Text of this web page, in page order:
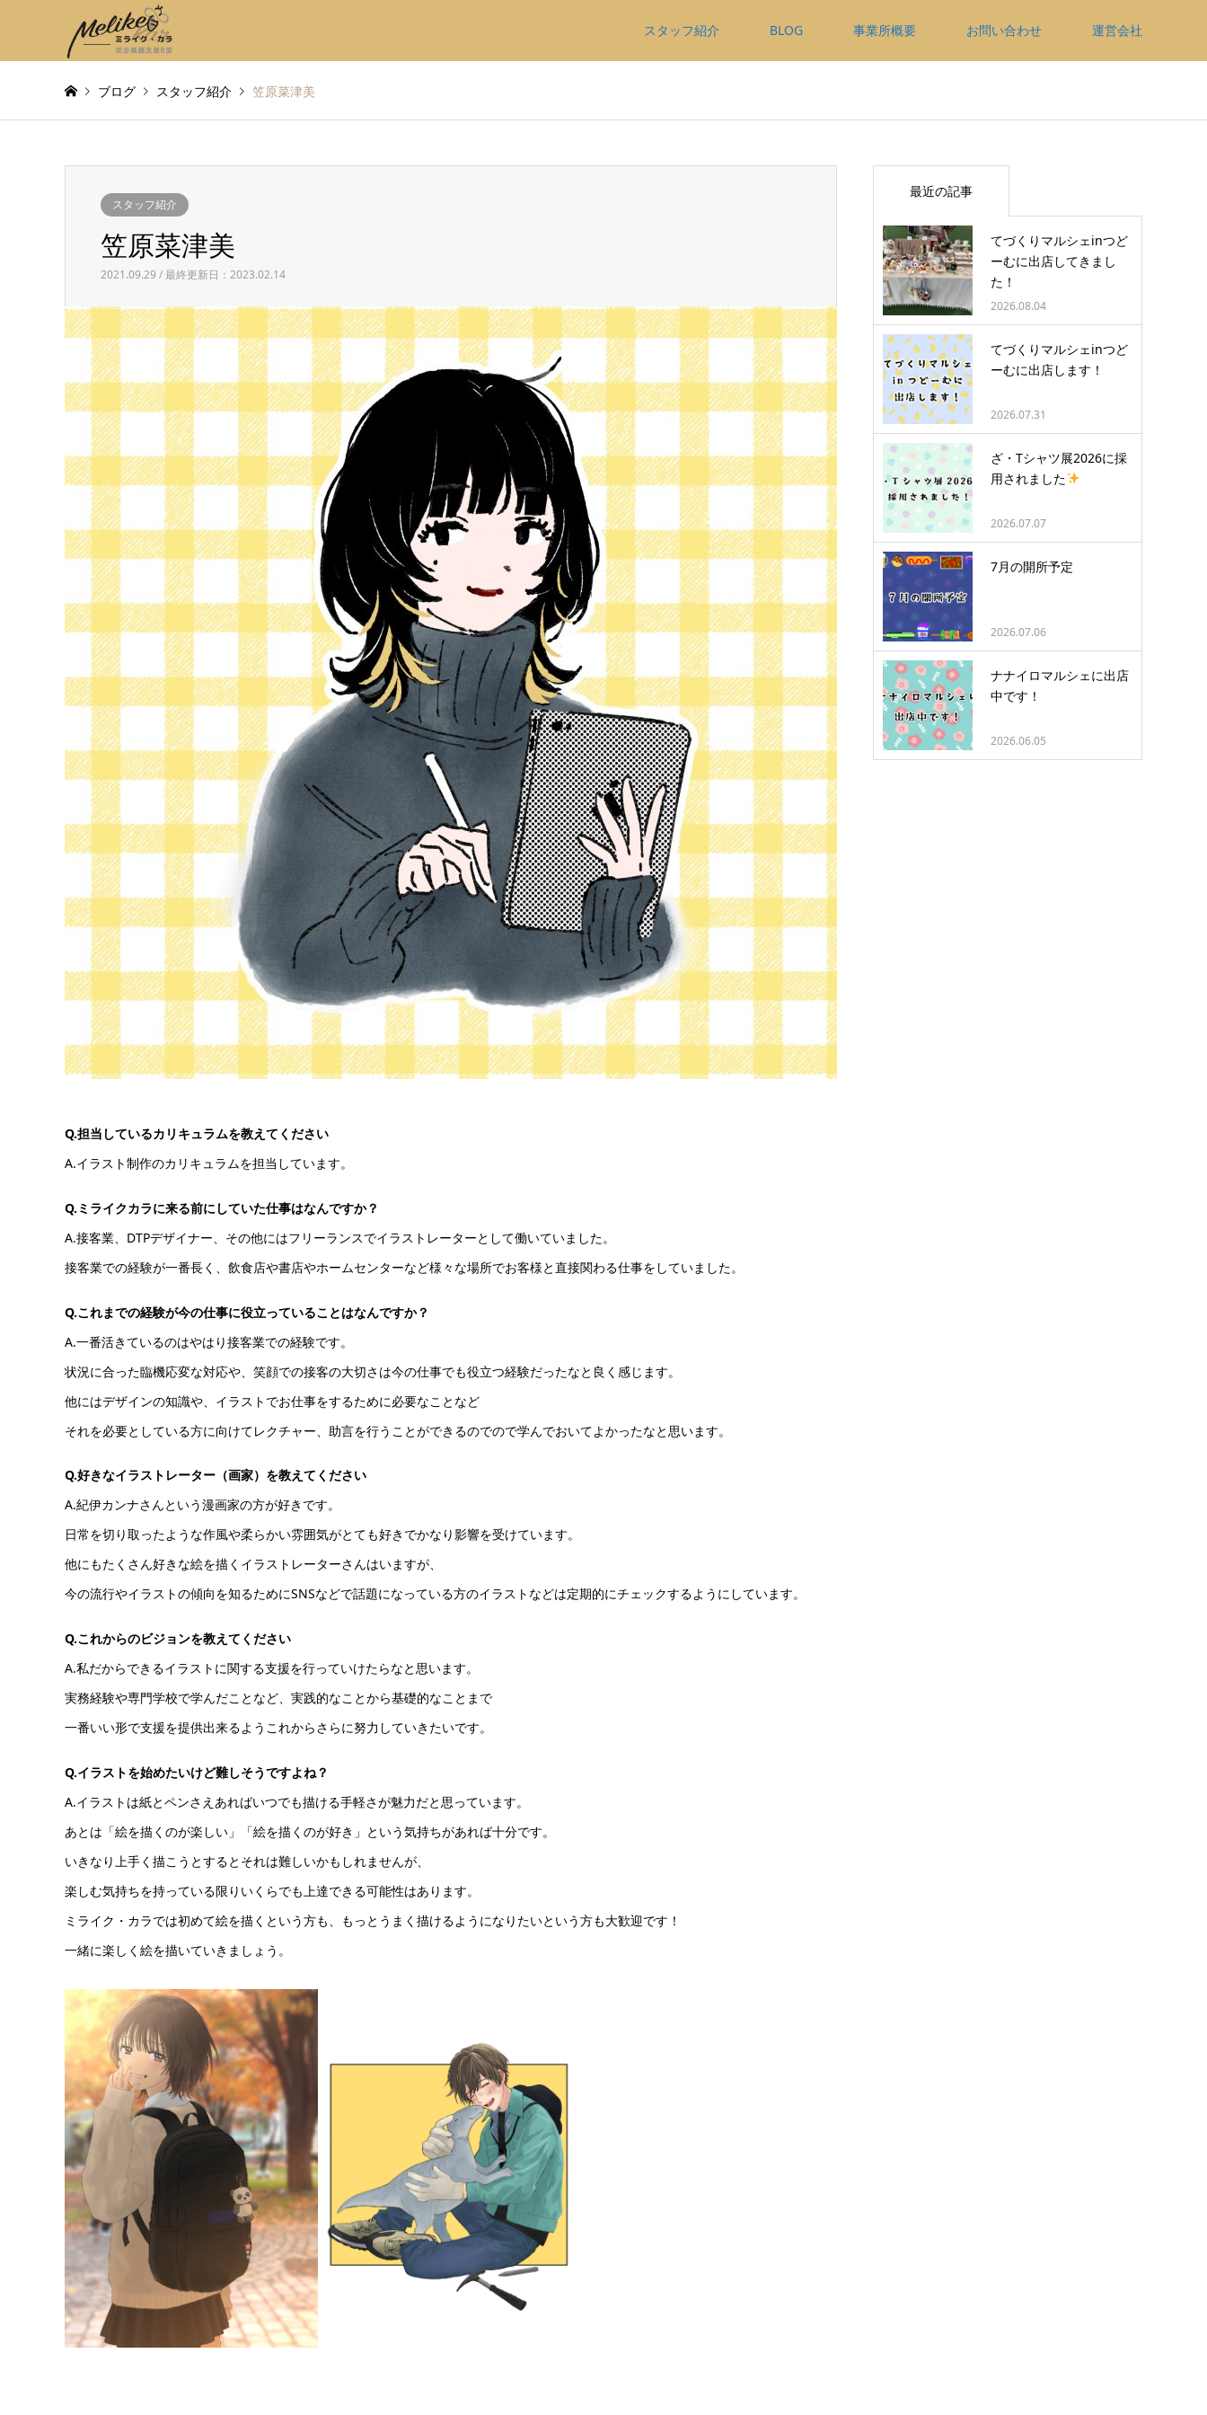
スタッフ紹介 BLOG 事業所概要 お問い合わせ 運営会社
ブログ スタッフ紹介 笠原菜津美
スタッフ紹介
笠原菜津美
2021.09.29 / 最終更新日：2023.02.14
Q.担当しているカリキュラムを教えてください
A.イラスト制作のカリキュラムを担当しています。
Q.ミライクカラに来る前にしていた仕事はなんですか？
A.接客業、DTPデザイナー、その他にはフリーランスでイラストレーターとして働いていました。
接客業での経験が一番長く、飲食店や書店やホームセンターなど様々な場所でお客様と直接関わる仕事をしていました。
Q.これまでの経験が今の仕事に役立っていることはなんですか？
A.一番活きているのはやはり接客業での経験です。
状況に合った臨機応変な対応や、笑顔での接客の大切さは今の仕事でも役立つ経験だったなと良く感じます。
他にはデザインの知識や、イラストでお仕事をするために必要なことなど
それを必要としている方に向けてレクチャー、助言を行うことができるのでので学んでおいてよかったなと思います。
Q.好きなイラストレーター（画家）を教えてください
A.紀伊カンナさんという漫画家の方が好きです。
日常を切り取ったような作風や柔らかい雰囲気がとても好きでかなり影響を受けています。
他にもたくさん好きな絵を描くイラストレーターさんはいますが、
今の流行やイラストの傾向を知るためにSNSなどで話題になっている方のイラストなどは定期的にチェックするようにしています。
Q.これからのビジョンを教えてください
A.私だからできるイラストに関する支援を行っていけたらなと思います。
実務経験や専門学校で学んだことなど、実践的なことから基礎的なことまで
一番いい形で支援を提供出来るようこれからさらに努力していきたいです。
Q.イラストを始めたいけど難しそうですよね？
A.イラストは紙とペンさえあればいつでも描ける手軽さが魅力だと思っています。
あとは「絵を描くのが楽しい」「絵を描くのが好き」という気持ちがあれば十分です。
いきなり上手く描こうとするとそれは難しいかもしれませんが、
楽しむ気持ちを持っている限りいくらでも上達できる可能性はあります。
ミライク・カラでは初めて絵を描くという方も、もっとうまく描けるようになりたいという方も大歓迎です！
一緒に楽しく絵を描いていきましょう。
最近の記事
てづくりマルシェinつど
ーむに出店してきまし
た！
2026.08.04
てづくりマルシェinつど
ーむに出店します！
2026.07.31
ざ・Tシャツ展2026に採
用されました
2026.07.07
7月の開所予定
2026.07.06
ナナイロマルシェに出店
中です！
2026.06.05